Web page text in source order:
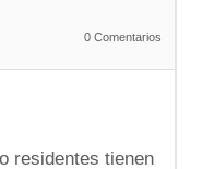
0 Comentarios
residentes tienen